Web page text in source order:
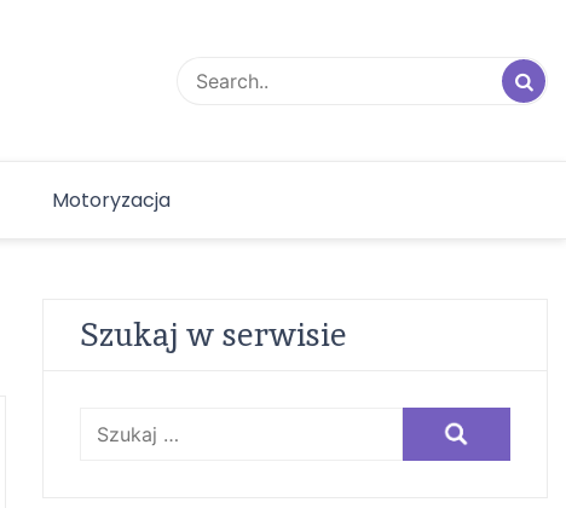
Motoryzacja
Szukaj w serwisie
Szukaj: